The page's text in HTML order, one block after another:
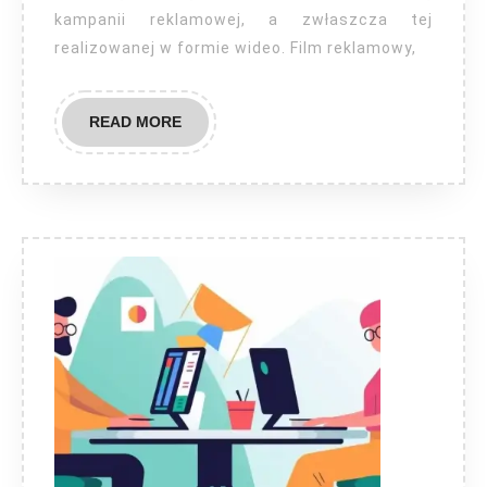
kampanii reklamowej, a zwłaszcza tej
realizowanej w formie wideo. Film reklamowy,
READ MOREREAD
MORE